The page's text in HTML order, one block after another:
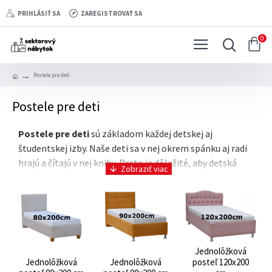
PRIHLÁSIŤ SA ZAREGISTROVAŤ SA
0
Postele pre deti
Postele pre deti
Postele pre detisú základom každej detskej aj
študentskej izby. Naše deti sa v nej okrem spánku aj radi
hrajú a čítajú v nej knihy. Preto je dôležité, aby detská
posteľ poskytovala všetko to, čo od nej očakávame.
Ak máte väčšiu izbičku, vyberte deťom
posteľ 120x200 cm
ktorá im poskytne luxusný priestor na spánok. Pri
menších izbách Vám postačia aj postele
80x200cm
. Na odkladanie vecí radi
využijetepostele s úložným priestorom
, či už so
Jednolôžková
Jednolôžková
Jednolôžková
posteľ 120x200